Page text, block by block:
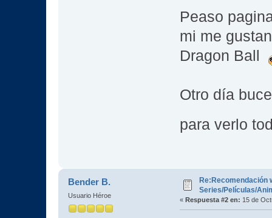
Peaso
mi me
Dragon Ball
Otro día
para verlo
Bender B.
Usuario Héroe
Re:Recomendación
Series/Películas/
« Respuesta #2 en: 15 de